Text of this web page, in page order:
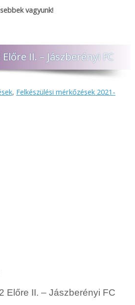
vagyunk!
II. – Jászberényi FC
, Felkészülési mérkőzések 2021-
Előre II. – Jászberényi FC